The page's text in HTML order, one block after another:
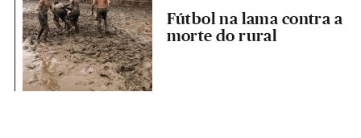
Fútbol na lama contra a
morte do rural